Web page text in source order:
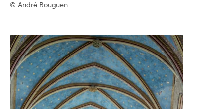
© André Bouguen